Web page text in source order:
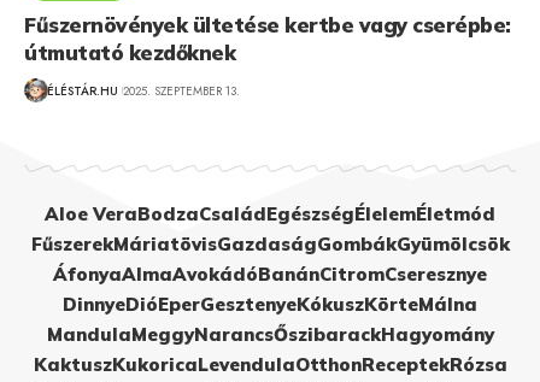
Fűszernövények ültetése kertbe vagy cserépbe:
útmutató kezdőknek
ÉLÉSTÁR.HU 2025. SZEPTEMBER 13.
Aloe VeraBodzaCsaládEgészségÉlelemÉletmód
FűszerekMáriatövisGazdaságGombákGyümölcsök
ÁfonyaAlmaAvokádóBanánCitromCseresznye
DinnyeDióEperGesztenyeKókuszKörteMálna
MandulaMeggyNarancsŐszibarackHagyomány
KaktuszKukoricaLevendulaOtthonReceptekRózsa